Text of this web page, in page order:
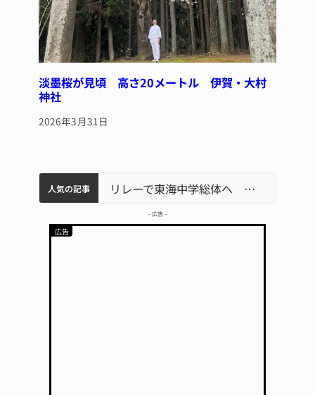
淡墨桜が見頃 高さ20メートル 伊賀・大村
神社
2026年3月31日
人気の記事
中学校の陶壁モニュメント 地元建設会社がボランティアで清掃 伊賀名張市立病院のDMAT、熊本地震の被災地へ 能登以来3回目の派遣
【インターハイ⑨】ソフトテニス ミス減らし上位狙う 近大高専 リレーで東海中学総体へ 伊賀・名張
– 広告 –